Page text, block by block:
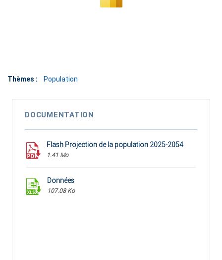
Thèmes : Population
DOCUMENTATION
Flash Projection de la population 2025-2054
1.41 Mo
Données
107.08 Ko